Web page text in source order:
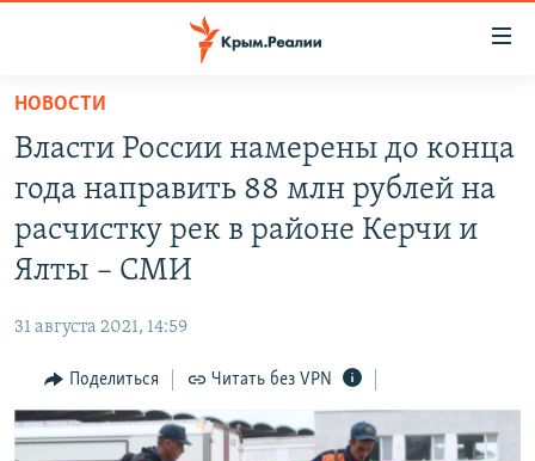
Вернуться
основному
содержанию
главной
Вернутся
поиску
КАРТА ВОЕННЫХ ОБЪЕКТОВ КРЫМА
ИСТОРИЯ
ИНТЕРАКТИВ
ИНФОГРАФИКА
ТЕЛЕПРОЕКТ КРЫМ.РЕАЛИИ
РАДІО СВОБОДА
КАК ОБОЙТИ БЛОКИРОВКУ
Українською
НОВОСТИ
Власти России намерены до конца
года направить 88 млн рублей на
расчистку рек в районе Керчи и
Ялты – СМИ
31 августа 2021, 14:59
Поделиться Читать без VPN